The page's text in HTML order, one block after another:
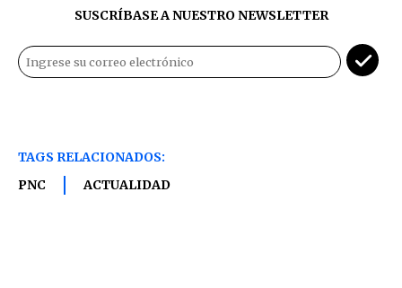
SUSCRÍBASE A NUESTRO NEWSLETTER
TAGS RELACIONADOS:
PNC
ACTUALIDAD